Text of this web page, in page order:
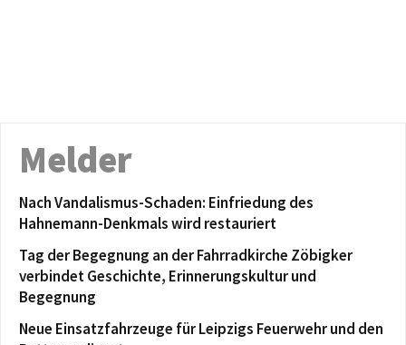
Melder
Nach Vandalismus-Schaden: Einfriedung des
Hahnemann-Denkmals wird restauriert
Tag der Begegnung an der Fahrradkirche Zöbigker
verbindet Geschichte, Erinnerungskultur und
Begegnung
Neue Einsatzfahrzeuge für Leipzigs Feuerwehr und den